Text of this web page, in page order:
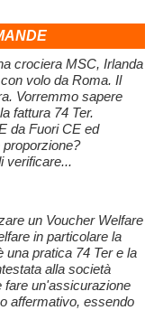
crociera MSC, Irlanda
volo da Roma. Il
Vorremmo sapere
fattura 74 Ter.
da Fuori CE ed
verificare...
un Voucher Welfare
in particolare la
una pratica 74 Ter e la
alla società
fare un'assicurazione
affermativo, essendo